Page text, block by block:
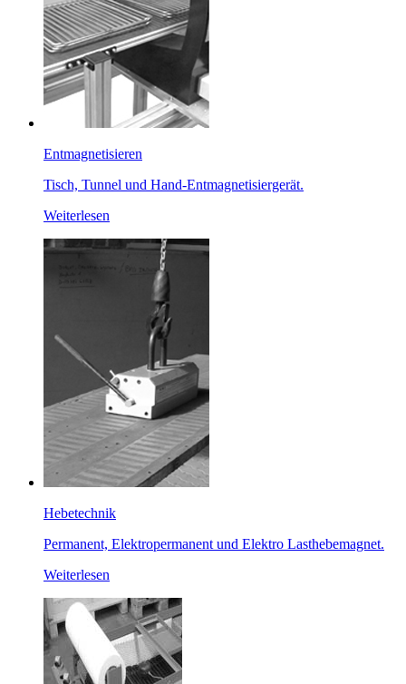
Entmagnetisieren
Tisch, Tunnel und Hand-Entmagnetisiergerät.
Weiterlesen
Hebetechnik
Permanent, Elektropermanent und Elektro Lasthebemagnet.
Weiterlesen